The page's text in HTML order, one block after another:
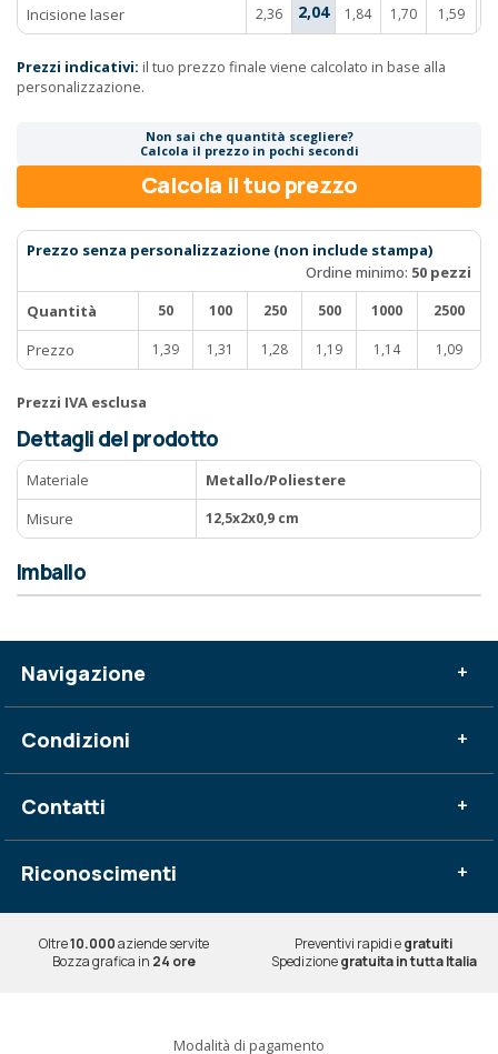
Incisione laser 2,36 2,04 1,84 1,70 1,59
Prezzi indicativi: il tuo prezzo finale viene calcolato in base alla
personalizzazione.
Non sai che quantità scegliere?
Calcola il prezzo in pochi secondi
Calcola il tuo prezzo
Prezzo senza personalizzazione (non include stampa)
Ordine minimo: 50 pezzi
Quantità
50 100 250 500 1000 2500
Prezzo 1,39 1,31 1,28 1,19 1,14 1,09
Prezzi IVA esclusa
Dettagli del prodotto
Materiale
Metallo/Poliestere
Misure
12,5x2x0,9 cm
Imballo
Navigazione +
Condizioni +
Contatti +
Riconoscimenti +
Oltre10.000aziende servite Preventivi rapidi egratuiti
Bozza grafica in 24 ore Spedizionegratuita in tutta Italia
Modalità di pagamento